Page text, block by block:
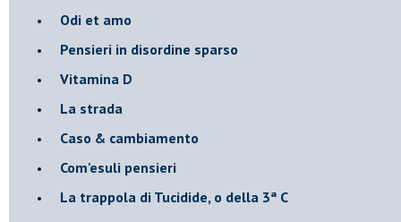
Odi et amo
Pensieri in disordine sparso
Vitamina D
La strada
Caso & cambiamento
Com'esuli pensieri
La trappola di Tucidide, o della 3ª C